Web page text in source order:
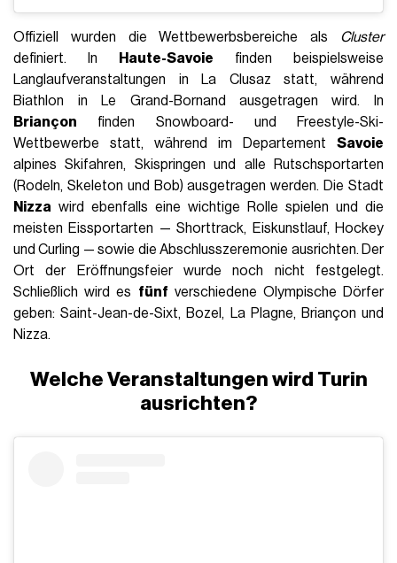
Offiziell wurden die Wettbewerbsbereiche als Cluster
definiert. In
Haute-Savoie finden beispielsweise
Langlaufveranstaltungen in La Clusaz statt, während
Biathlon in Le Grand-Bornand ausgetragen wird. In
Briançon finden Snowboard- und Freestyle-Ski-
Wettbewerbe statt, während im Departement Savoie
alpines Skifahren, Skispringen und alle Rutschsportarten
(Rodeln, Skeleton und Bob) ausgetragen werden. Die Stadt
Nizza wird ebenfalls eine wichtige Rolle spielen und die
meisten Eissportarten — Shorttrack, Eiskunstlauf, Hockey
und Curling — sowie die Abschlusszeremonie ausrichten. Der
Ort der Eröffnungsfeier wurde noch nicht festgelegt.
Schließlich wird es fünf verschiedene Olympische Dörfer
geben: Saint-Jean-de-Sixt, Bozel, La Plagne, Briançon und
Nizza.
Welche Veranstaltungen wird Turin
ausrichten?